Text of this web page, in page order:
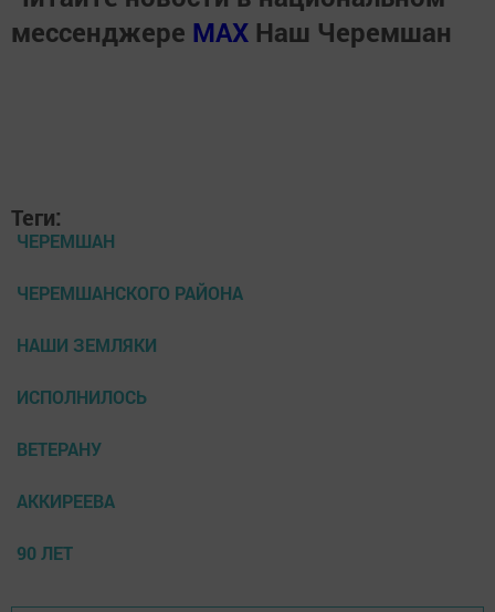
мессенджере MАХ Наш Черемшан
Теги:
ЧЕРЕМШАН
ЧЕРЕМШАНСКОГО РАЙОНА
НАШИ ЗЕМЛЯКИ
ИСПОЛНИЛОСЬ
ВЕТЕРАНУ
АККИРЕЕВА
90 ЛЕТ